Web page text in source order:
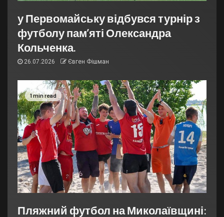
у Первомайську відбувся турнір з
футболу пам’яті Олександра
Кольченка.
26.07.2026 Євген Фішман
1 min read
Пляжний футбол на Миколаївщині: